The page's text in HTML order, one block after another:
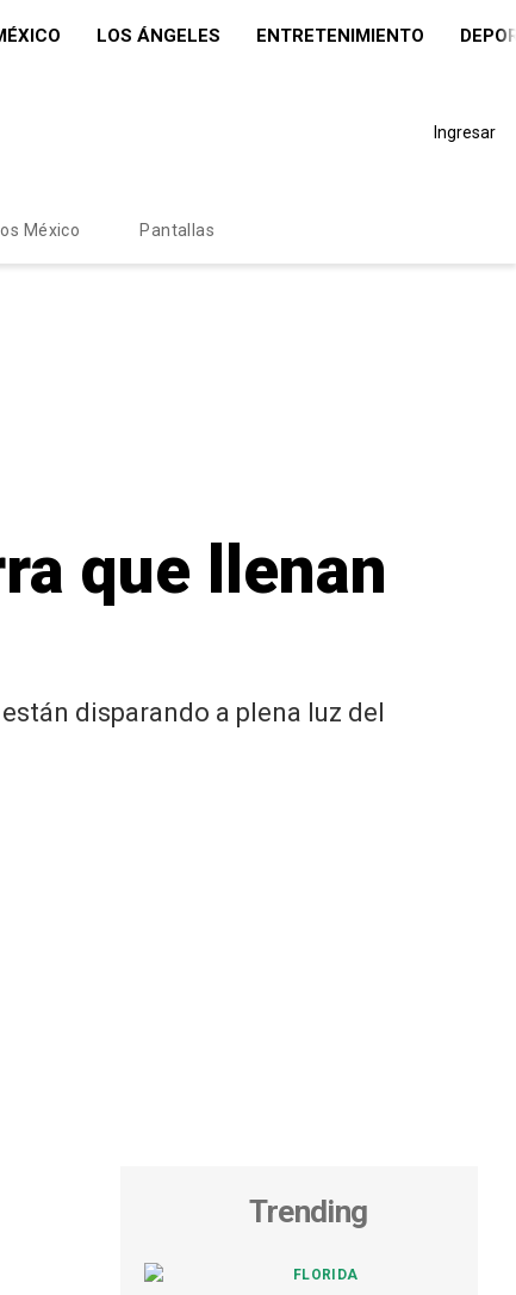
LOS ÁNGELES ENTRETENIMIENTO
Ingresar
México Pantallas
que llenan
disparando a plena luz del
Trending
FLORIDA